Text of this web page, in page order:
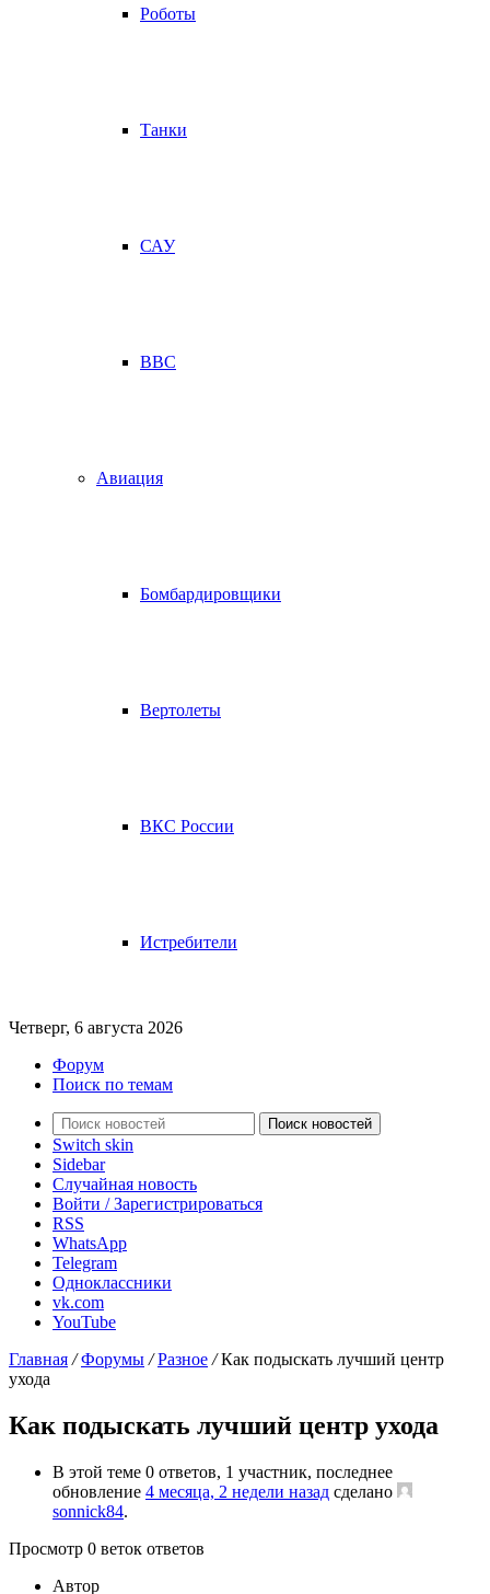
Роботы
Танки
САУ
ВВС
Авиация
Бомбардировщики
Вертолеты
ВКС России
Истребители
Четверг, 6 августа 2026
Форум
Поиск по темам
Поиск новостей
Switch skin
Sidebar
Случайная новость
Войти / Зарегистрироваться
RSS
WhatsApp
Telegram
Одноклассники
vk.com
YouTube
Главная / Форумы / Разное / Как подыскать лучший центр
ухода
Как подыскать лучший центр ухода
В этой теме 0 ответов, 1 участник, последнее
обновление 4 месяца, 2 недели назад сделано
sonnick84.
Просмотр 0 веток ответов
Автор